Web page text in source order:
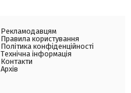
Рекламодавцям
Правила користування
Політика конфіденційності
Технічна інформація
Контакти
Архів